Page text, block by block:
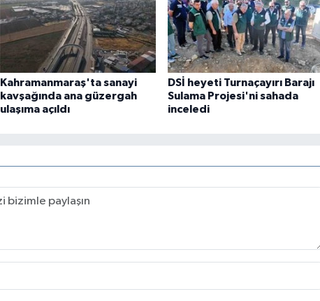
Kahramanmaraş'ta sanayi
kavşağında ana güzergah
ulaşıma açıldı
DSİ heyeti Turnaçayırı Barajı
Sulama Projesi'ni sahada
inceledi